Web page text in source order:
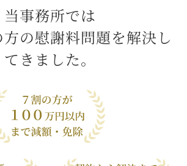
当事務所では
の慰謝料問題を解決し
てきました。